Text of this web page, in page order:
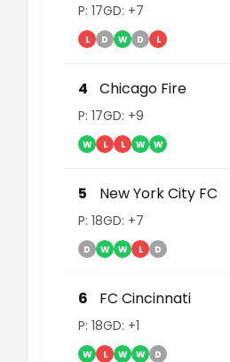
P: 17GD: +7
L D W D L
4 Chicago Fire
P: 17GD: +9
W L L W W
5 New York City FC
P: 18GD: +7
D W W L D
6 FC Cincinnati
P: 18GD: +1
W L W W D